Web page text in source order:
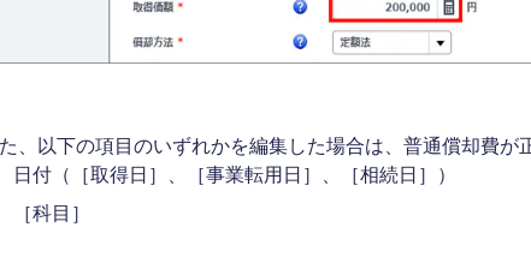
、以下の項目のいずれかを編集した場合は、普通償却費が
日付（［取得日］、［事業転用日］、［相続日］）
［科目］